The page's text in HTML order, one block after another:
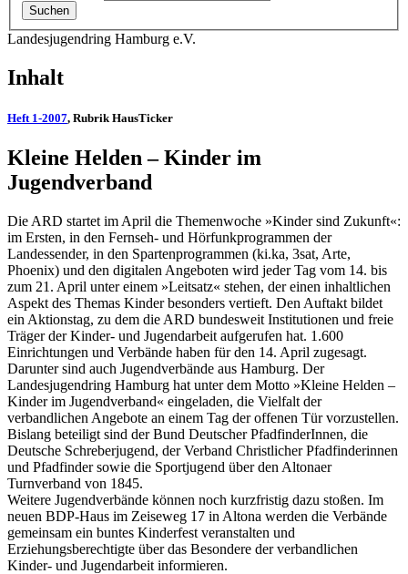
Landesjugendring Hamburg e.V.
Inhalt
Heft 1-2007, Rubrik HausTicker
Kleine Helden – Kinder im
Jugendverband
Die ARD startet im April die Themenwoche »Kinder sind Zukunft«:
im Ersten, in den Fernseh- und Hörfunkprogrammen der
Landessender, in den Spartenprogrammen (ki.ka, 3sat, Arte,
Phoenix) und den digitalen Angeboten wird jeder Tag vom 14. bis
zum 21. April unter einem »Leitsatz« stehen, der einen inhaltlichen
Aspekt des Themas Kinder besonders vertieft. Den Auftakt bildet
ein Aktionstag, zu dem die ARD bundesweit Institutionen und freie
Träger der Kinder- und Jugendarbeit aufgerufen hat. 1.600
Einrichtungen und Verbände haben für den 14. April zugesagt.
Darunter sind auch Jugendverbände aus Hamburg. Der
Landesjugendring Hamburg hat unter dem Motto »Kleine Helden –
Kinder im Jugendverband« eingeladen, die Vielfalt der
verbandlichen Angebote an einem Tag der offenen Tür vorzustellen.
Bislang beteiligt sind der Bund Deutscher PfadfinderInnen, die
Deutsche Schreberjugend, der Verband Christlicher Pfadfinderinnen
und Pfadfinder sowie die Sportjugend über den Altonaer
Turnverband von 1845.
Weitere Jugendverbände können noch kurzfristig dazu stoßen. Im
neuen BDP-Haus im Zeiseweg 17 in Altona werden die Verbände
gemeinsam ein buntes Kinderfest veranstalten und
Erziehungsberechtigte über das Besondere der verbandlichen
Kinder- und Jugendarbeit informieren.